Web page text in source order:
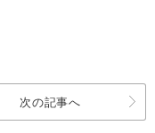
次の記事へ